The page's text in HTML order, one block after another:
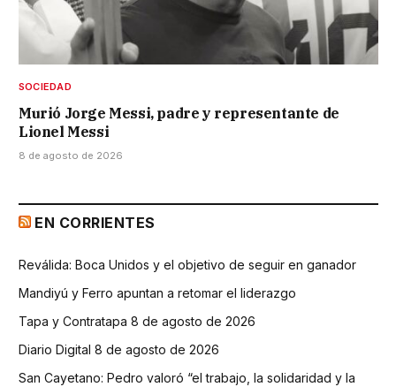
SOCIEDAD
Murió Jorge Messi, padre y representante de
Lionel Messi
8 de agosto de 2026
EN CORRIENTES
Reválida: Boca Unidos y el objetivo de seguir en ganador
Mandiyú y Ferro apuntan a retomar el liderazgo
Tapa y Contratapa 8 de agosto de 2026
Diario Digital 8 de agosto de 2026
San Cayetano: Pedro valoró “el trabajo, la solidaridad y la